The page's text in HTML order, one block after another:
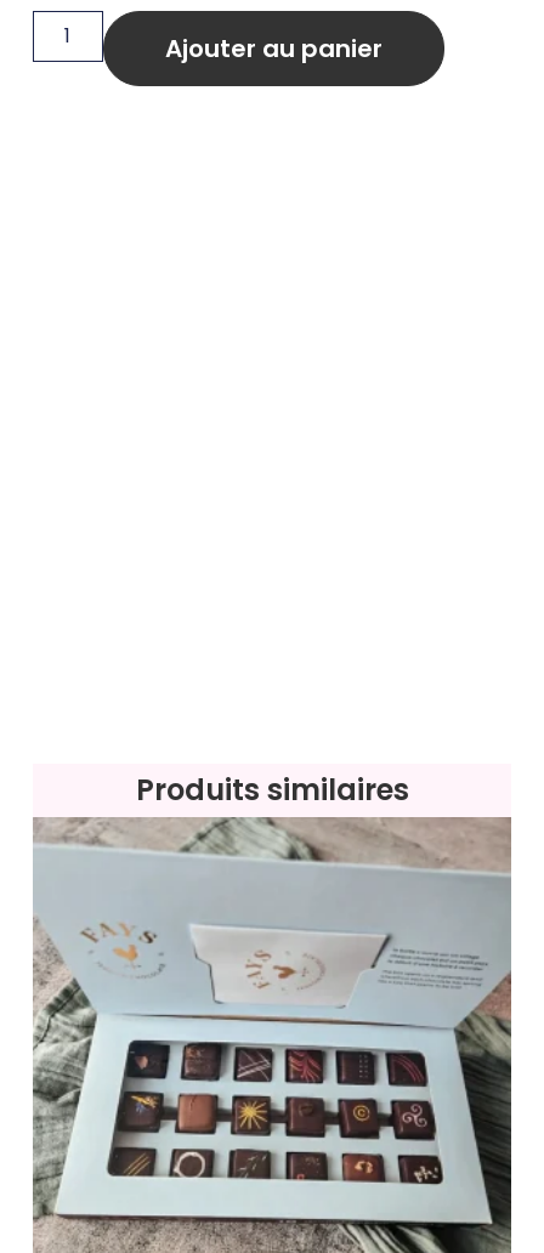
Ajouter au panier
Produits similaires